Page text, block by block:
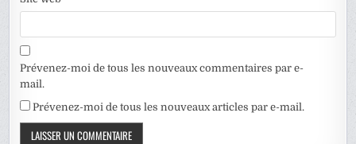
Prévenez-moi de tous les nouveaux commentaires par e-
mail.
Prévenez-moi de tous les nouveaux articles par e-mail.